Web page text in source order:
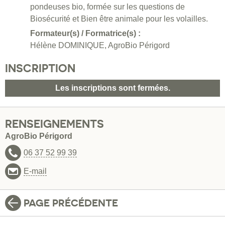
pondeuses bio, formée sur les questions de
Biosécurité et Bien être animale pour les volailles.
Formateur(s) / Formatrice(s) :
Hélène DOMINIQUE, AgroBio Périgord
INSCRIPTION
Les inscriptions sont fermées.
RENSEIGNEMENTS
AgroBio Périgord
06 37 52 99 39
E-mail
PAGE PRÉCÉDENTE